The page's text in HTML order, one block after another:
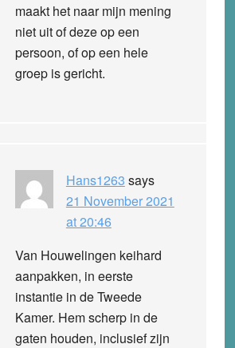
maakt het naar mijn mening
niet uit of deze op een
persoon, of op een hele
groep is gericht.
Hans1263 says
21 November 2021
at 20:46
Van Houwelingen keihard
aanpakken, in eerste
instantie in de Tweede
Kamer. Hem scherp in de
gaten houden, inclusief zijn